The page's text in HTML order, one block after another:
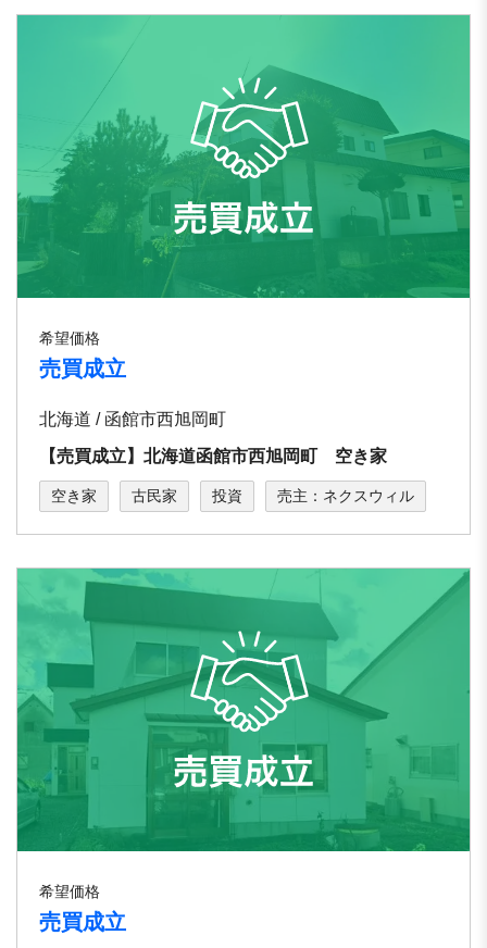
希望価格
売買成立
北海道 / 函館市西旭岡町
【売買成立】北海道函館市西旭岡町 空き家
空き家 古民家 投資 売主：ネクスウィル
希望価格
売買成立